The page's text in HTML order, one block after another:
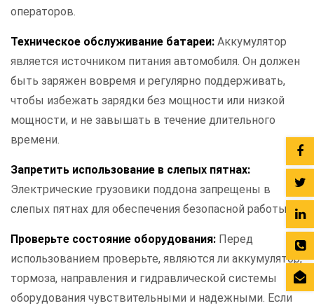
операторов.
Техническое обслуживание батареи: Аккумулятор
является источником питания автомобиля. Он должен
быть заряжен вовремя и регулярно поддерживать,
чтобы избежать зарядки без мощности или низкой
мощности, и не завышать в течение длительного
времени.
Запретить использование в слепых пятнах:
Электрические грузовики поддона запрещены в
слепых пятнах для обеспечения безопасной работы.
Проверьте состояние оборудования: Перед
использованием проверьте, являются ли аккумулятор,
тормоза, направления и гидравлической системы
оборудования чувствительными и надежными. Если